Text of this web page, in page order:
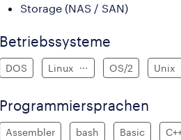
Storage (NAS / SAN)
Betriebssysteme
DOS Linux OS/2 Unix
Programmiersprachen
Assembler bash Basic